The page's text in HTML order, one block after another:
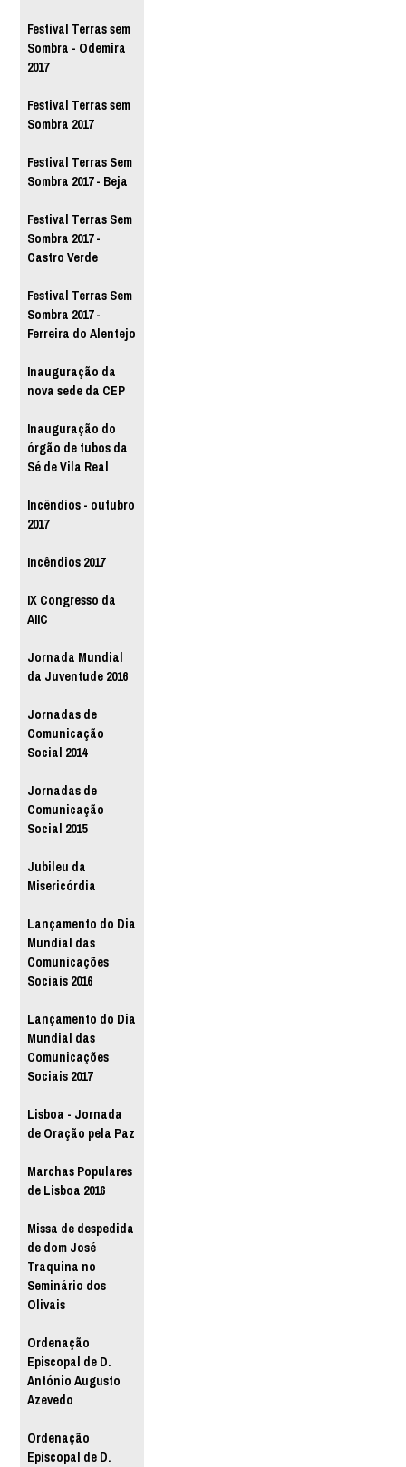
Festival Terras sem
Sombra - Odemira
2017
Festival Terras sem
Sombra 2017
Festival Terras Sem
Sombra 2017 - Beja
Festival Terras Sem
Sombra 2017 -
Castro Verde
Festival Terras Sem
Sombra 2017 -
Ferreira do Alentejo
Inauguração da
nova sede da CEP
Inauguração do
órgão de tubos da
Sé de Vila Real
Incêndios - outubro
2017
Incêndios 2017
IX Congresso da
AIIC
Jornada Mundial
da Juventude 2016
Jornadas de
Comunicação
Social 2014
Jornadas de
Comunicação
Social 2015
Jubileu da
Misericórdia
Lançamento do Dia
Mundial das
Comunicações
Sociais 2016
Lançamento do Dia
Mundial das
Comunicações
Sociais 2017
Lisboa - Jornada
de Oração pela Paz
Marchas Populares
de Lisboa 2016
Missa de despedida
de dom José
Traquina no
Seminário dos
Olivais
Ordenação
Episcopal de D.
António Augusto
Azevedo
Ordenação
Episcopal de D.